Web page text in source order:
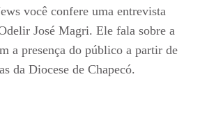
você confere uma entrevista
José Magri. Ele fala sobre a
a presença do público a partir de
da Diocese de Chapecó.